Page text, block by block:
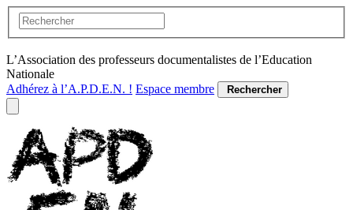
L’Association des professeurs documentalistes de l’Education
Nationale
Adhérez à l’A.P.D.E.N. ! Espace membre Rechercher